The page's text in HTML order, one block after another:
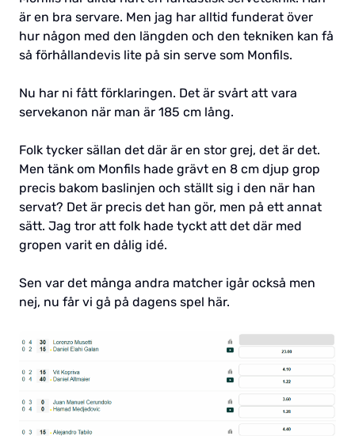
är en bra servare. Men jag har alltid funderat över
hur någon med den längden och den tekniken kan få
så förhållandevis lite på sin serve som Monfils.
Nu har ni fått förklaringen. Det är svårt att vara
servekanon när man är 185 cm lång.
Folk tycker sällan det där är en stor grej, det är det.
Men tänk om Monfils hade grävt en 8 cm djup grop
precis bakom baslinjen och ställt sig i den när han
servat? Det är precis det han gör, men på ett annat
sätt. Jag tror att folk hade tyckt att det där med
gropen varit en dålig idé.
Sen var det många andra matcher igår också men
nej, nu får vi gå på dagens spel här.